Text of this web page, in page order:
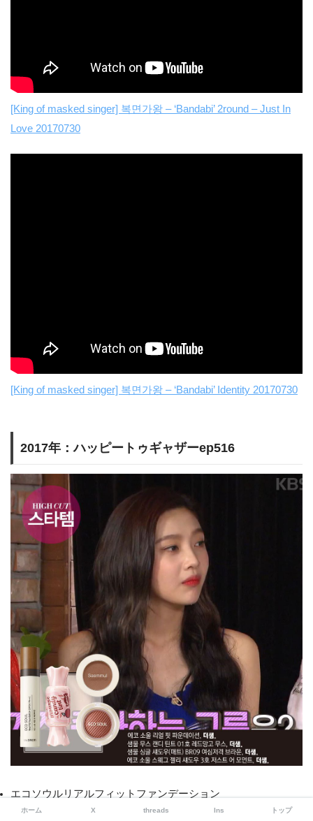
[King of masked singer] 복면가왕 – ‘Bandabi’ 2round – Just In
Love 20170730
[King of masked singer] 복면가왕 – ‘Bandabi’ Identity 20170730
2017年：ハッピートゥギャザーep516
エコソウルリアルフィットファンデーション
ホーム X threads Ins トップ